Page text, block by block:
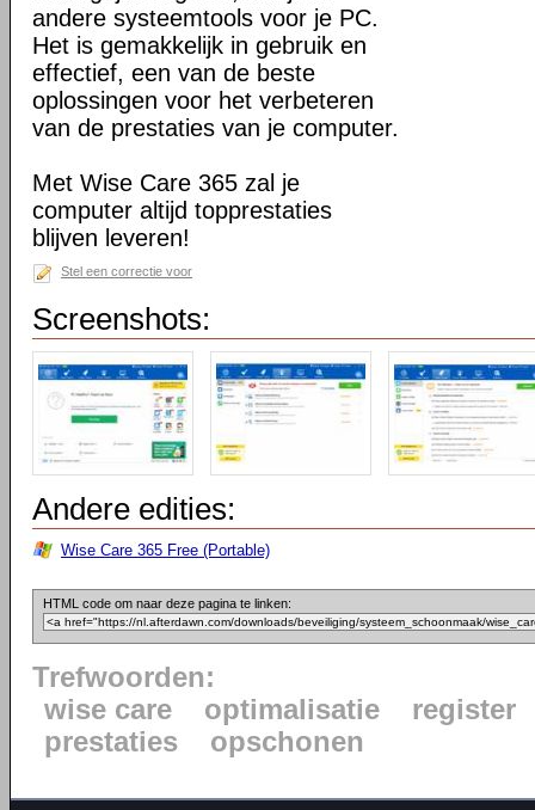
andere systeemtools voor je PC.
Het is gemakkelijk in gebruik en
effectief, een van de beste
oplossingen voor het verbeteren
van de prestaties van je computer.
Met Wise Care 365 zal je
computer altijd topprestaties
blijven leveren!
Stel een correctie voor
Screenshots:
Andere edities:
Wise Care 365 Free (Portable)
HTML code om naar deze pagina te linken:
Trefwoorden:
wise care
optimalisatie
register
prestaties
opschonen